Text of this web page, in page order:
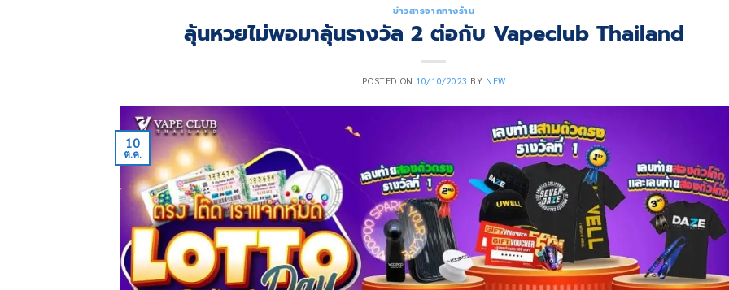
ข่าวสารจากทางร้าน
ลุ้นหวยไม่พอมาลุ้นรางวัล 2 ต่อกับ Vapeclub Thailand
POSTED ON 10/10/2023 BY NEW
10
ต.ค.